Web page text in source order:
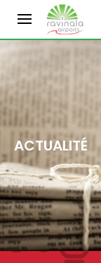
ACTUALITÉ